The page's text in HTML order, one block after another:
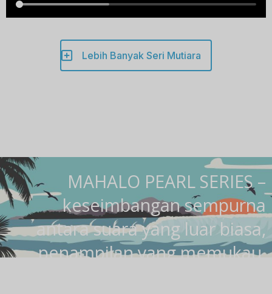
Lebih Banyak Seri Mutiara
MAHALO PEARL SERIES –
keseimbangan sempurna
antara suara yang luar biasa,
penampilan yang memukau,